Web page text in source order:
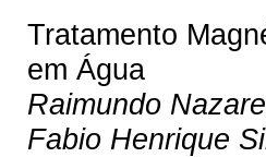
Tratamento
em Água
Raimundo
Fabio Henrique